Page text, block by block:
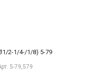
2-1/4-/1/8) 5-79
5-79,579